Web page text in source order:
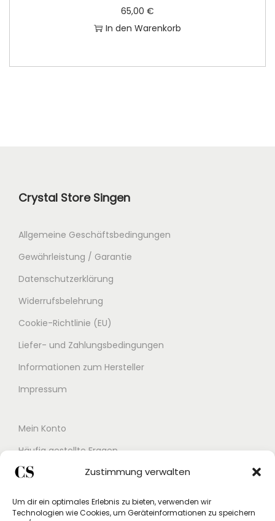
Zustimmung verwalten
Um dir ein optimales Erlebnis zu bieten, verwenden wir
Technologien wie Cookies, um Geräteinformationen zu speichern
65,00 €
In den Warenkorb
Crystal Store Singen
Allgemeine Geschäftsbedingungen
Gewährleistung / Garantie
Datenschutzerklärung
Widerrufsbelehrung
Cookie-Richtlinie (EU)
Liefer- und Zahlungsbedingungen
Informationen zum Hersteller
Impressum
Mein Konto
Häufig gestellte Fragen
Kontakt
Studex App